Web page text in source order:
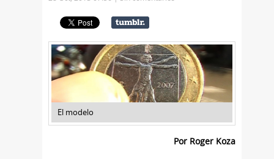
El modelo
Por Roger Koza